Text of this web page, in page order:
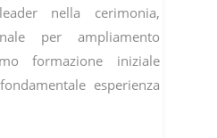
nella cerimonia,
per ampliamento
formazione iniziale
esperienza